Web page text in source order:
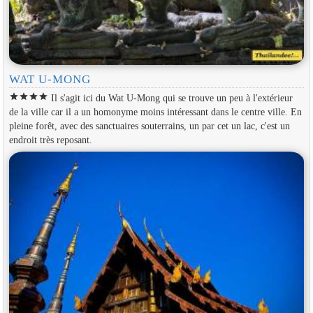
WAT U-MONG
starstarstarstar Il s'agit ici du Wat U-Mong qui se trouve un peu à l'extérieur
de la ville car il a un homonyme moins intéressant dans le centre ville. En
pleine forêt, avec des sanctuaires souterrains, un par cet un lac, c'est un
endroit très reposant.